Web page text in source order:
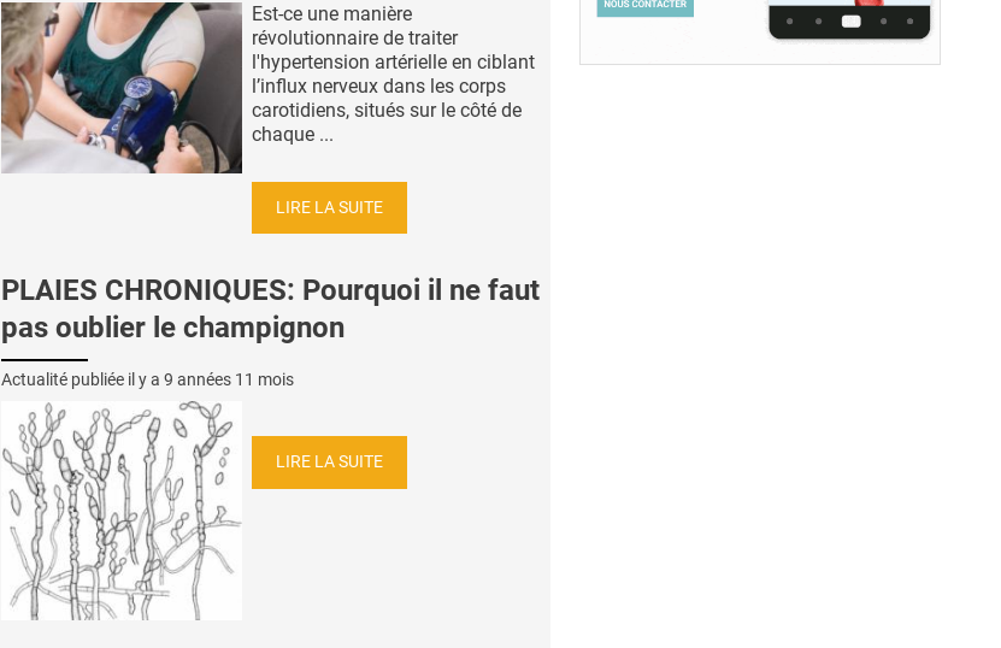
Est-ce une manière
révolutionnaire de traiter
l'hypertension artérielle en ciblant
l’influx nerveux dans les corps
carotidiens, situés sur le côté de
chaque ...
LIRE LA SUITE
PLAIES CHRONIQUES: Pourquoi il ne faut
pas oublier le champignon
Actualité publiée il y a 9 années 11 mois
LIRE LA SUITE